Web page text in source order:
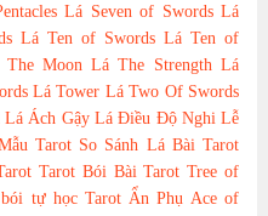
Lá Seven of Swords Lá
Lá Ten of Swords Lá Ten of
The Moon Lá The Strength Lá
Lá Tower Lá Two Of Swords
Lá Ách Gậy Lá Điều Độ Nghi Lễ
Tarot So Sánh Lá Bài Tarot
Tarot Bói Bài Tarot Tree of
tự học Tarot Ẩn Phụ Ace of